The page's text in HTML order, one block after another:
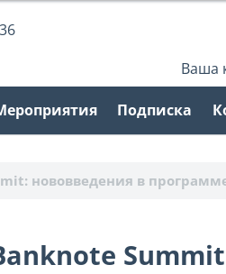
Ваша
Подписка
нововведения в